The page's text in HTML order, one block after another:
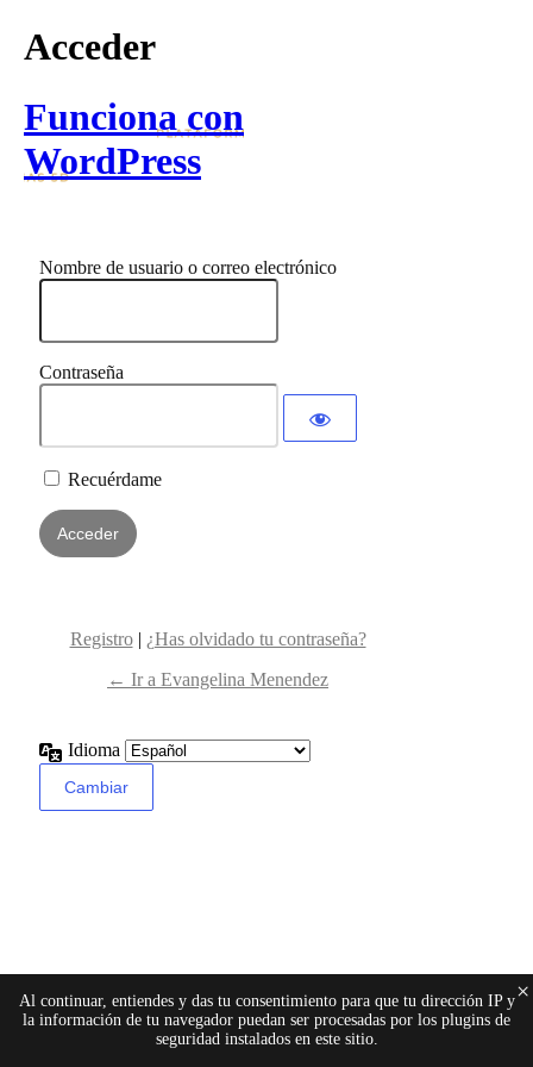
Acceder
Funciona con
WordPress
Nombre de usuario o correo electrónico
Contraseña
Recuérdame
Registro| ¿Has olvidado tu contraseña?
← Ir a Evangelina Menendez
Idioma
Al continuar, entiendes y das tu consentimiento para que tu dirección IP y
la información de tu navegador puedan ser procesadas por los plugins de
seguridad instalados en este sitio.
×